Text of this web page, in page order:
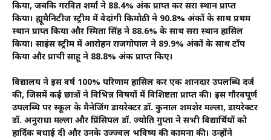
किया, जबकि गरवित शर्मा ने 88.4% अंक प्राप्त कर दूसरा स्थान प्राप्त
किया। ह्यूमैनिटीज स्ट्रीम में वेदांगी किमोठी ने 90.8% अंकों के साथ प्रथम
स्थान प्राप्त किया और स्मिता सिंह ने 88.6% के साथ दूसरा स्थान हासिल
किया। साइंस स्ट्रीम में आरोहन राजगोपाल ने 89.9% अंकों के साथ टॉप
किया और प्राची साहू ने 88.8% अंक प्राप्त किए।
विद्यालय ने इस वर्ष 100% परिणाम हासिल कर एक शानदार उपलब्धि दर्ज
की, जिसमें कई छात्रों ने विभिन्न विषयों में विशिष्टता प्राप्त की। इस गौरवपूर्ण
उपलब्धि पर स्कूल के मैनेजिंग डायरेक्टर डॉ. कुनाल शमशेर मल्ला, डायरेक्टर
डॉ. अनुराधा मल्ला और प्रिंसिपल डॉ. ज्योति गुप्ता ने सभी विद्यार्थियों को
हार्दिक बधाई दी और उनके उज्ज्वल भविष्य की कामना की। उन्होंने